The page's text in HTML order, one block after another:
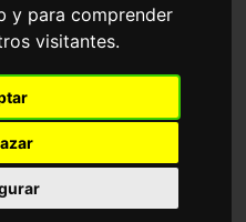
y para comprender
visitantes.